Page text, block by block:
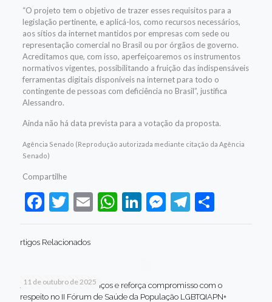
“O projeto tem o objetivo de trazer esses requisitos para a
legislação pertinente, e aplicá-los, como recursos necessários,
aos sítios da internet mantidos por empresas com sede ou
representação comercial no Brasil ou por órgãos de governo.
Acreditamos que, com isso, aperfeiçoaremos os instrumentos
normativos vigentes, possibilitando a fruição das indispensáveis
ferramentas digitais disponíveis na internet para todo o
contingente de pessoas com deficiência no Brasil”, justifica
Alessandro.
Ainda não há data prevista para a votação da proposta.
Agência Senado (Reprodução autorizada mediante citação da Agência
Senado)
Compartilhe
Facebook
Twitter
EmailWhatsApp
LinkedIn
Messenger
Telegram
Share
rtigos Relacionados
11 de outubro de 2025
Jaboatão celebra avanços e reforça compromisso com o
respeito no II Fórum de Saúde da População LGBTQIAPN+